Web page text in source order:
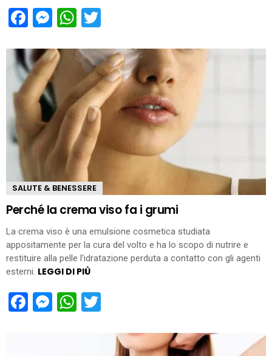
Facebook
Messenger
WhatsApp
SALUTE & BENESSERE
Perché la crema viso fa i grumi
La crema viso è una emulsione cosmetica studiata
appositamente per la cura del volto e ha lo scopo di nutrire e
restituire alla pelle l’idratazione perduta a contatto con gli agenti
esterni. LEGGI DI PIÙ
Facebook
Messenger
WhatsApp